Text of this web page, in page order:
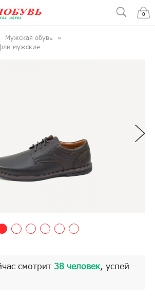
0
Мужская обувь
мужские
смотрит 38 человек, успей